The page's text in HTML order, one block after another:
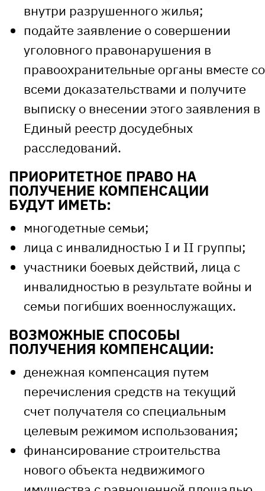
внутри разрушенного жилья;
подайте заявление о совершении
уголовного правонарушения в
правоохранительные органы вместе со
всеми доказательствами и получите
выписку о внесении этого заявления в
Единый реестр досудебных
расследований.
ПРИОРИТЕТНОЕ ПРАВО НА
ПОЛУЧЕНИЕ КОМПЕНСАЦИИ
БУДУТ ИМЕТЬ:
многодетные семьи;
лица с инвалидностью I и ІІ группы;
участники боевых действий, лица с
инвалидностью в результате войны и
семьи погибших военнослужащих.
ВОЗМОЖНЫЕ СПОСОБЫ
ПОЛУЧЕНИЯ КОМПЕНСАЦИИ:
денежная компенсация путем
перечисления средств на текущий
счет получателя со специальным
целевым режимом использования;
финансирование строительства
нового объекта недвижимого